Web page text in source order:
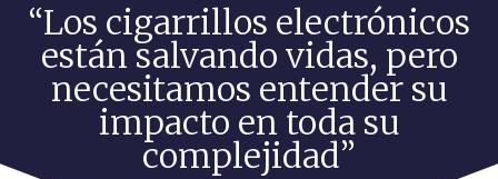
“Los cigarrillos electrónicos
están salvando vidas, pero
necesitamos entender su
impacto en toda su
complejidad”